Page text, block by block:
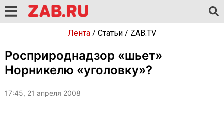
Лента/ Статьи/ ZAB.TV
Росприроднадзор «шьет»
Норникелю «уголовку»?
17:45, 21 апреля 2008